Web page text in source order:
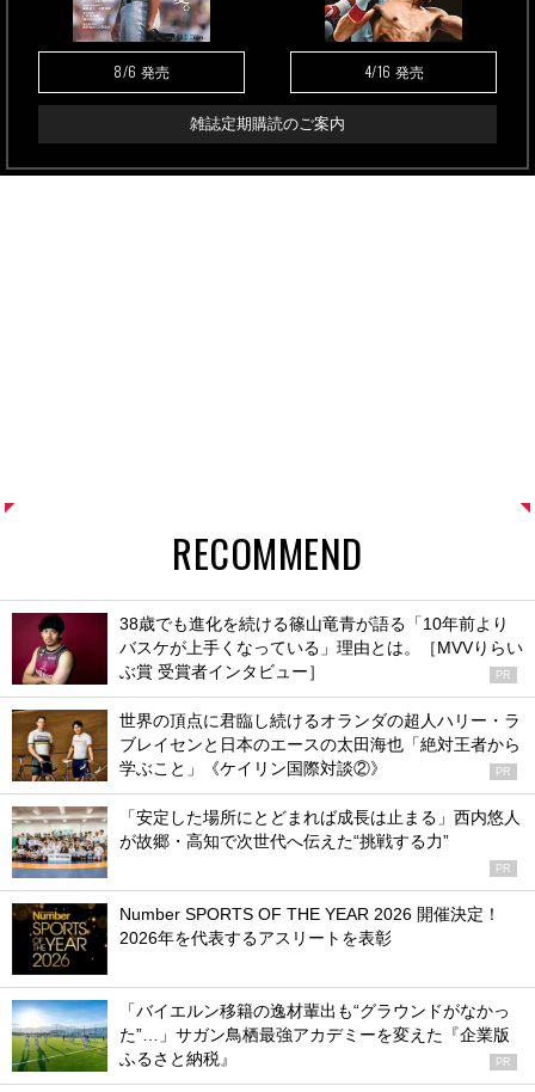
8/6 発売 4/16 発売
雑誌定期購読のご案内
RECOMMEND
38歳でも進化を続ける篠山竜青が語る「10年前より
バスケが上手くなっている」理由とは。［MVVりらい
ぶ賞 受賞者インタビュー］
PR
世界の頂点に君臨し続けるオランダの超人ハリー・ラ
ブレイセンと日本のエースの太田海也「絶対王者から
学ぶこと」《ケイリン国際対談②》
PR
「安定した場所にとどまれば成長は止まる」西内悠人
が故郷・高知で次世代へ伝えた“挑戦する力”
PR
Number SPORTS OF THE YEAR 2026 開催決定！
2026年を代表するアスリートを表彰
「バイエルン移籍の逸材輩出も“グラウンドがなかっ
た”…」サガン鳥栖最強アカデミーを変えた『企業版
ふるさと納税』
PR